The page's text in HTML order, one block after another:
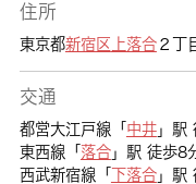
住所
東京都新宿区 上落合２丁
交通
都営大江戸線「 中井」駅
東西線「 落合」駅 徒歩8
西武新宿線「 下落合」駅